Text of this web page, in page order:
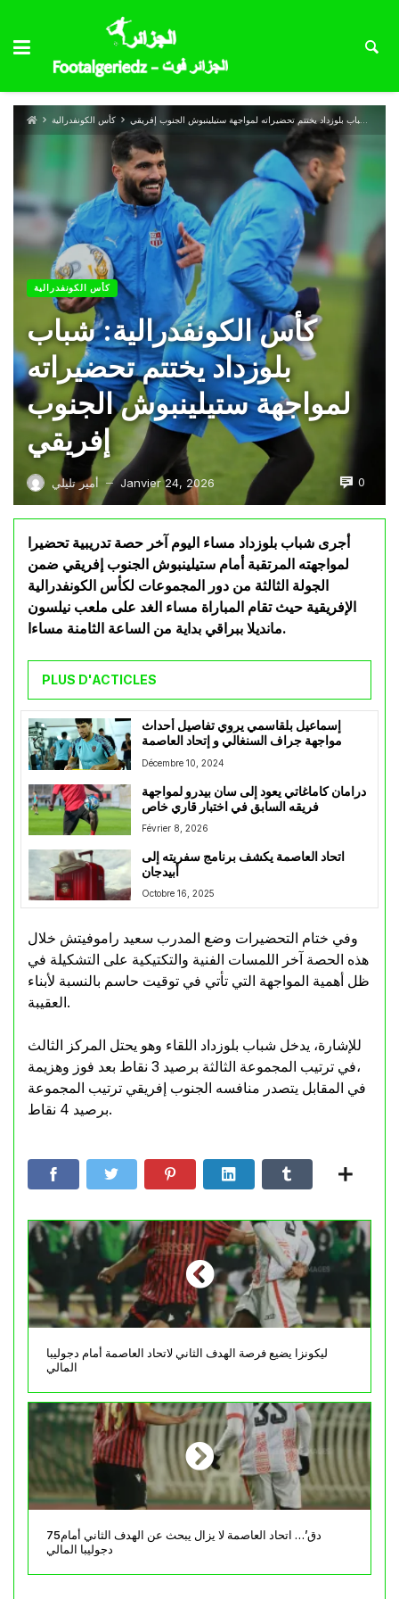
كأس الكونفدرالية كأس الكونفدرالية: شباب بلوزداد يختتم تحضيراته لمواجهة ستيلينبوش الجنوب إفريقي
كأس الكونفدرالية
كأس الكونفدرالية: شباب
بلوزداد يختتم تحضيراته
لمواجهة ستيلينبوش الجنوب
إفريقي
أمير تليلي — Janvier 24, 2026 0
أجرى شباب بلوزداد مساء اليوم آخر حصة تدريبية تحضيرا
لمواجهته المرتقبة أمام ستيلينبوش الجنوب إفريقي ضمن
الجولة الثالثة من دور المجموعات لكأس الكونفدرالية
الإفريقية حيث تقام المباراة مساء الغد على ملعب نيلسون
مانديلا ببراقي بداية من الساعة الثامنة مساءا.
PLUS D'ACTICLES
إسماعيل بلقاسمي يروي تفاصيل أحداث
مواجهة جراف السنغالي و إتحاد العاصمة
Décembre 10, 2024
درامان كاماغاتي يعود إلى سان بيدرو لمواجهة
فريقه السابق في اختبار قاري خاص
Février 8, 2026
اتحاد العاصمة يكشف برنامج سفريته إلى
أبيدجان
Octobre 16, 2025
وفي ختام التحضيرات وضع المدرب سعيد راموفيتش خلال
هذه الحصة آخر اللمسات الفنية والتكتيكية على التشكيلة في
ظل أهمية المواجهة التي تأتي في توقيت حاسم بالنسبة لأبناء
العقيبة.
للإشارة، يدخل شباب بلوزداد اللقاء وهو يحتل المركز الثالث
في ترتيب المجموعة الثالثة برصيد 3 نقاط بعد فوز وهزيمة،
في المقابل يتصدر منافسه الجنوب إفريقي ترتيب المجموعة
برصيد 4 نقاط.
ليكونزا يضيع فرصة الهدف الثاني لاتحاد العاصمة أمام دجوليبا
المالي
75دق’… اتحاد العاصمة لا يزال يبحث عن الهدف الثاني أمام
دجوليبا المالي